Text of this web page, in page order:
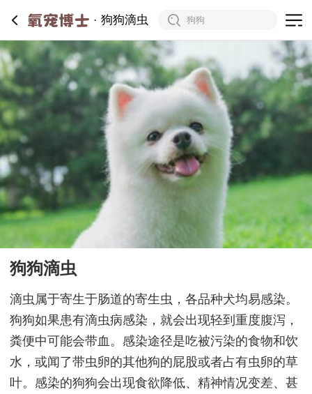
狗狗滴虫
狗狗滴虫
滴虫属于寄生于肠道的寄生虫，各品种犬均易感染。
狗狗如果患有滴虫病感染，就会出现轻到重度腹泻，
粪便中可能会带血。感染途径是吃被污染的食物和饮
水，或闻了带虫卵的其他狗的屁股或者占有虫卵的草
叶。感染的狗狗会出现食欲降低、精神情况变差、甚